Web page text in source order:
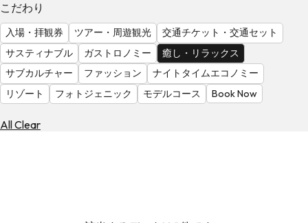
る
気
を
見
る
こだわり
入場・拝観券 ツアー・周遊観光
交通チケット・交通セット
サスティナブル
ガストロノミー
癒し・リラックス
サブカルチャー
ファッション
ナイトタイムエコノミー
リゾート
フォトジェニック モデルコース Book Now
All Clear